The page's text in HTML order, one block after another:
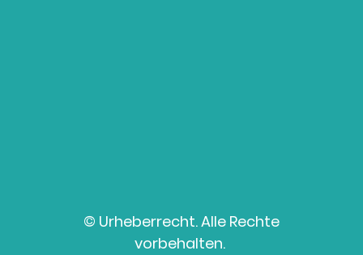
© Urheberrecht. Alle Rechte
vorbehalten.